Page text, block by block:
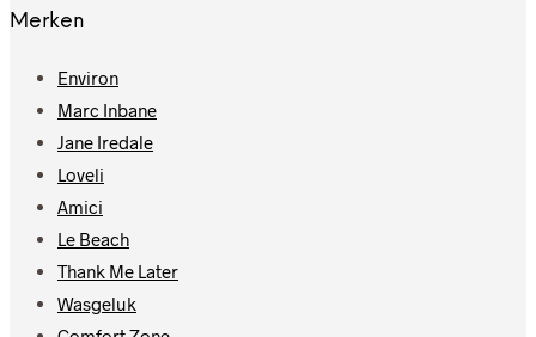
Merken
Environ
Marc Inbane
Jane Iredale
Loveli
Amici
Le Beach
Thank Me Later
Wasgeluk